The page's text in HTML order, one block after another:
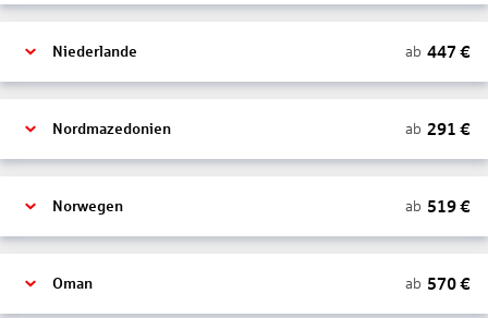
Niederlande ab 447 €
Nordmazedonien ab 291 €
Norwegen ab 519€
Oman ab 570€